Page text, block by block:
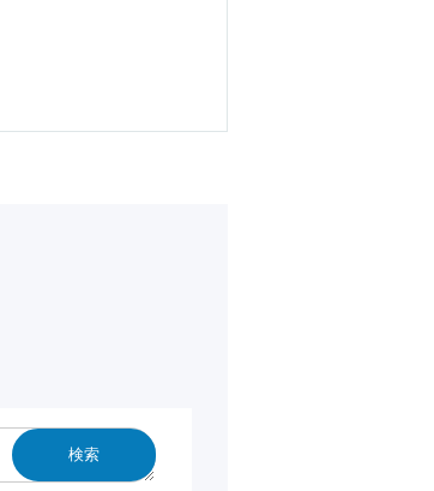
検索